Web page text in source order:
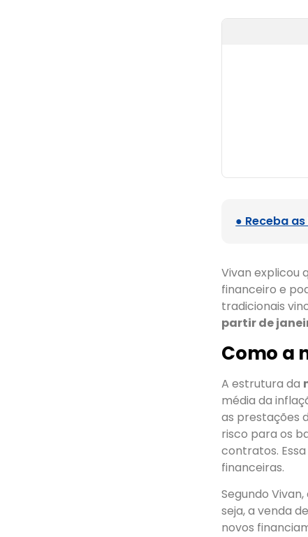
● Receba
Vivan explicou
financeiro e
tradicionais
partir de
Como a
A estrutura da
média da
as prestações
risco para os
contratos.
financeiras.
Segundo
seja, a venda
novos